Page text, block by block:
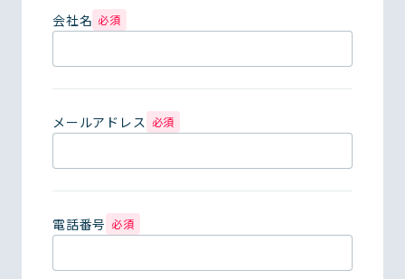
会社名 必須
メールアドレス 必須
電話番号 必須